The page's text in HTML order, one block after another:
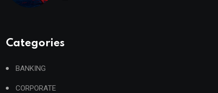
Categories
BANKING
CORPORATE